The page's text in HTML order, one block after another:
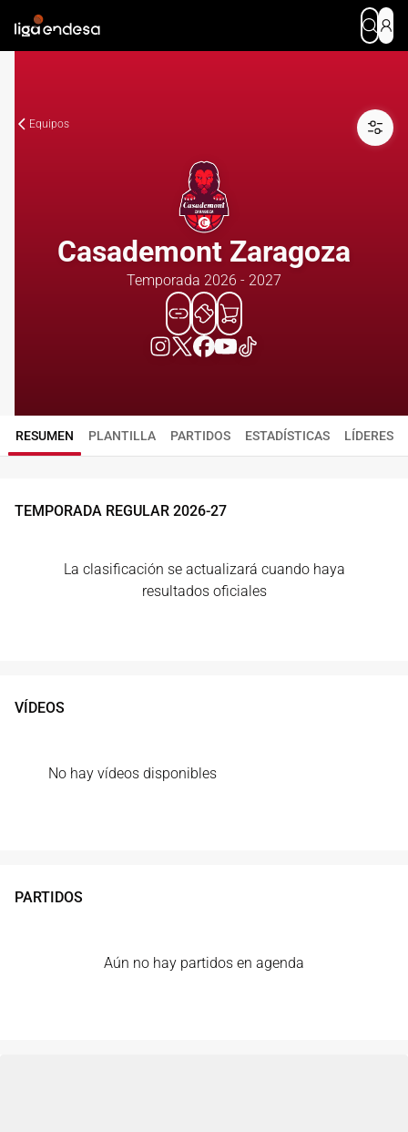
Equipos
Casademont Zaragoza
Temporada 2026 - 2027
RESUMEN PLANTILLA PARTIDOS ESTADÍSTICAS LÍDERES
TEMPORADA REGULAR 2026-27
La clasificación se actualizará cuando haya
resultados oficiales
VÍDEOS
No hay vídeos disponibles
PARTIDOS
Aún no hay partidos en agenda